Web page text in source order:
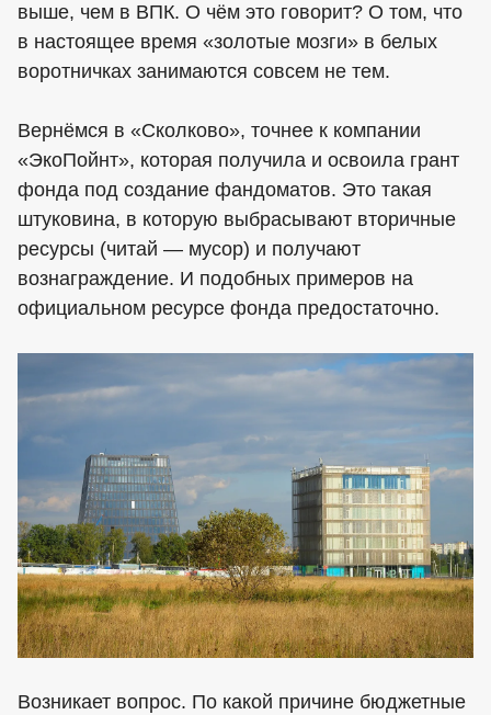
выше, чем в ВПК. О чём это говорит? О том, что
в настоящее время «золотые мозги» в белых
воротничках занимаются совсем не тем.
Вернёмся в «Сколково», точнее к компании
«ЭкоПойнт», которая получила и освоила грант
фонда под создание фандоматов. Это такая
штуковина, в которую выбрасывают вторичные
ресурсы (читай — мусор) и получают
вознаграждение. И подобных примеров на
официальном ресурсе фонда предостаточно.
Возникает вопрос. По какой причине бюджетные